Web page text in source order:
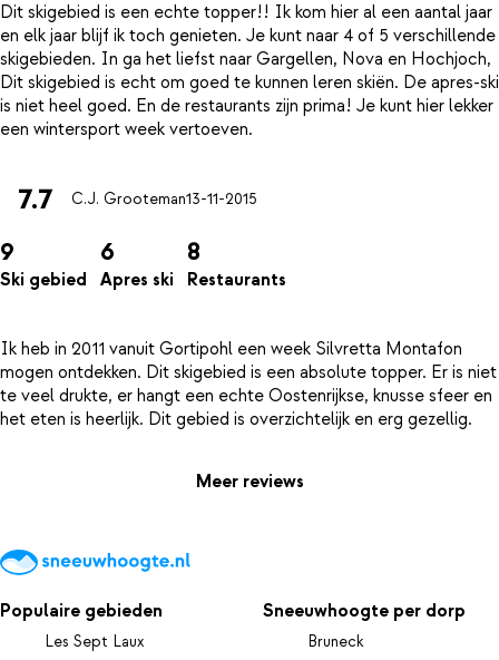
Dit skigebied is een echte topper!! Ik kom hier al een aantal jaar
en elk jaar blijf ik toch genieten. Je kunt naar 4 of 5 verschillende
skigebieden. In ga het liefst naar Gargellen, Nova en Hochjoch,
Dit skigebied is echt om goed te kunnen leren skiën. De apres-ski
is niet heel goed. En de restaurants zijn prima! Je kunt hier lekker
7.7 C.J. Grooteman13-11-2015
9
Ski gebied
6
Apres ski
8
Restaurants
Ik heb in 2011 vanuit Gortipohl een week Silvretta Montafon
mogen ontdekken. Dit skigebied is een absolute topper. Er is niet
te veel drukte, er hangt een echte Oostenrijkse, knusse sfeer en
Meer reviews
Populaire gebieden
Les Sept Laux
Sneeuwhoogte per dorp
Bruneck